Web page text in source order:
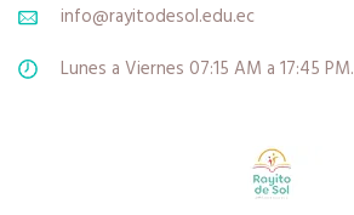
info@rayitodesol.edu.ec
Lunes a Viernes 07:15 AM a 17:45 PM.